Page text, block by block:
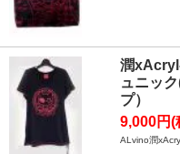
潤
ュニッ
プ）
9,000円(
ALvino潤